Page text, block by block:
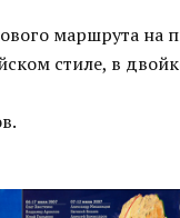
маршрута на
стиле, в